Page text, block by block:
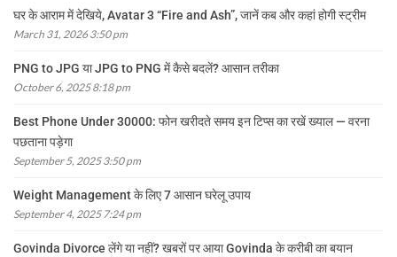
घर के आराम में देखिये, Avatar 3 “Fire and Ash”, जानें कब और कहां होगी स्ट्रीम
March 31, 2026 3:50 pm
PNG to JPG या JPG to PNG में कैसे बदलें? आसान तरीका
October 6, 2025 8:18 pm
Best Phone Under 30000: फोन खरीदते समय इन टिप्स का रखें ख्याल — वरना
पछताना पड़ेगा
September 5, 2025 3:50 pm
Weight Management के लिए 7 आसान घरेलू उपाय
September 4, 2025 7:24 pm
Govinda Divorce लेंगे या नहीं? खबरों पर आया Govinda के करीबी का बयान